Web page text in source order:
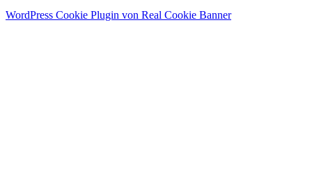
WordPress Cookie Plugin von Real Cookie Banner